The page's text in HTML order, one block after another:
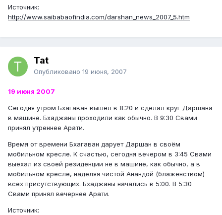
Источник:
http://www.saibabaofindia.com/darshan_news_2007_5.htm
Tat
Опубликовано 19 июня, 2007
19 июня 2007
Сегодня утром Бхагаван вышел в 8:20 и сделал круг Даршана
в машине. Бхаджаны проходили как обычно. В 9:30 Свами
принял утреннее Арати.
Время от времени Бхагаван дарует Даршан в своём
мобильном кресле. К счастью, сегодня вечером в 3:45 Свами
выехал из своей резиденции не в машине, как обычно, а в
мобильном кресле, наделяя чистой Анандой (блаженством)
всех присутствующих. Бхаджаны начались в 5:00. В 5:30
Свами принял вечернее Арати.
Источник: